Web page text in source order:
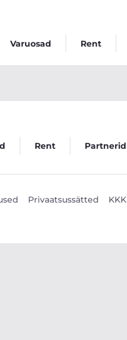
Varuosad Rent
Rent Partnerid
Privaatsussätted KKK